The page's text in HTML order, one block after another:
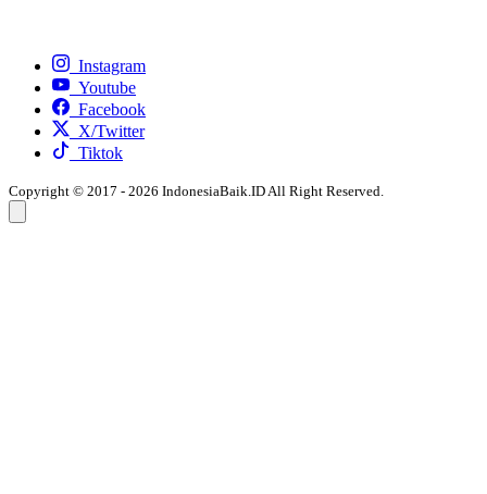
Instagram
Youtube
Facebook
X/Twitter
Tiktok
Copyright © 2017 - 2026 IndonesiaBaik.ID All Right Reserved.